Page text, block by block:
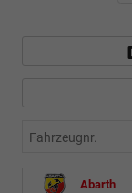
Fahrzeugnr.
Abarth